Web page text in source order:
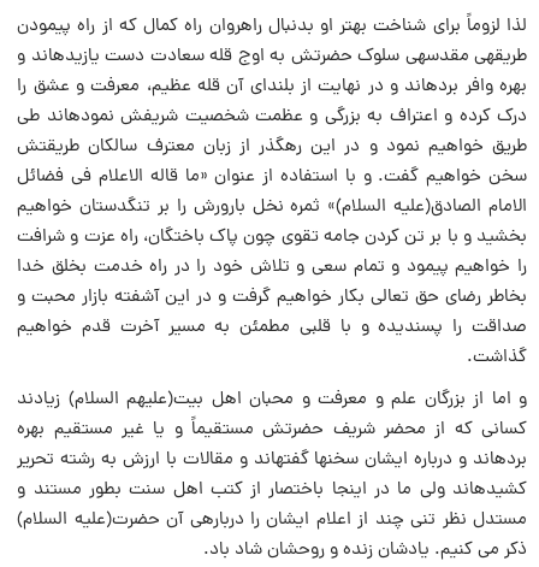
لذا لزوماً براى شناخت بهتر او بدنبال راهروان راه کمال که از راه پیمودن
طریقهى مقدسهى سلوک حضرتش به اوج قله سعادت دست یازیدهاند و
بهره وافر بردهاند و در نهایت از بلنداى آن قله عظیم، معرفت و عشق را
درک کرده و اعتراف به بزرگى و عظمت شخصیت شریفش نمودهاند طى
طریق خواهیم نمود و در این رهگذر از زبان معترف سالکان طریقتش
سخن خواهیم گفت. و با استفاده از عنوان «ما قاله الاعلام فى فضائل
الامام الصادق(علیه السلام)» ثمره نخل بارورش را بر تنگدستان خواهیم
بخشید و با بر تن کردن جامه تقوى چون پاک باختگان، راه عزت و شرافت
را خواهیم پیمود و تمام سعى و تلاش خود را در راه خدمت بخلق خدا
بخاطر رضاى حق تعالى بکار خواهیم گرفت و در این آشفته بازار محبت و
صداقت را پسندیده و با قلبى مطمئن به مسیر آخرت قدم خواهیم
گذاشت.
و اما از بزرگان علم و معرفت و محبان اهل بیت(علیهم السلام) زیادند
کسانى که از محضر شریف حضرتش مستقیماً و یا غیر مستقیم بهره
بردهاند و درباره ایشان سخنها گفتهاند و مقالات با ارزش به رشته تحریر
کشیدهاند ولى ما در اینجا باختصار از کتب اهل سنت بطور مستند و
مستدل نظر تنى چند از اعلام ایشان را دربارهى آن حضرت(علیه السلام)
ذکر مى کنیم. یادشان زنده و روحشان شاد باد.